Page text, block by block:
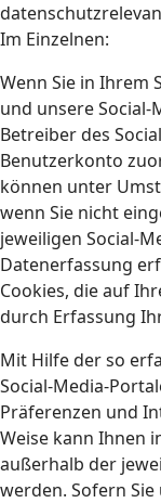
Im Einzelnen:
Wenn Sie in Ihrem
und unsere Social-
Betreiber des
Benutzerkonto
können unter
wenn Sie nicht
jeweiligen Social-
Datenerfassung
Cookies, die auf
durch Erfassung
Mit Hilfe der so
Social-Media-
Präferenzen und
Weise kann Ihnen
außerhalb der
werden. Sofern